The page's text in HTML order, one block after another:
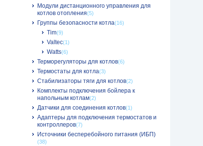
Модули дистанционного управления для
котлов отопления(5)
Группы безопасности котла(16)
Tim(9)
Valtec(1)
Watts(6)
Терморегуляторы для котлов(6)
Термостаты для котла(3)
Стабилизаторы тяги для котлов(2)
Комплекты подключения бойлера к
напольным котлам(2)
Датчики для соединения котлов(1)
Адаптеры для подключения термостатов и
контроллеров(7)
Источники бесперебойного питания (ИБП)
(38)